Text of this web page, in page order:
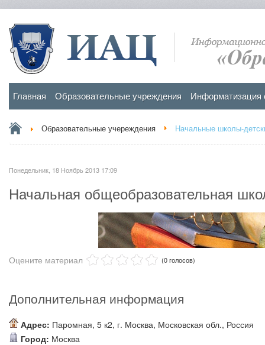
Главная Образовательные учреждения Информатизация
Образовательные учереждения Начальные школы-
Понедельник, 18 Ноябрь 2013 17:09
Начальная общеобразовательная
Оцените материал (0 голосов)
Дополнительная информация
Адрес: Паромная, 5 к2, г. Москва, Московская обл., Россия
Город: Москва